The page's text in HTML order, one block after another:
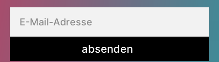
absenden